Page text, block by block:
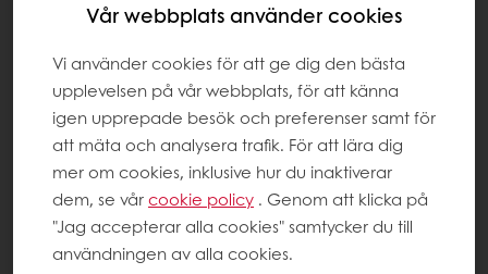
Vår webbplats använder cookies
Vi använder cookies för att ge dig den bästa
upplevelsen på vår webbplats, för att känna
igen upprepade besök och preferenser samt för
att mäta och analysera trafik. För att lära dig
mer om cookies, inklusive hur du inaktiverar
dem, se vårcookie policy . Genom att klicka på
"Jag accepterar alla cookies" samtycker du till
användningen av alla cookies.